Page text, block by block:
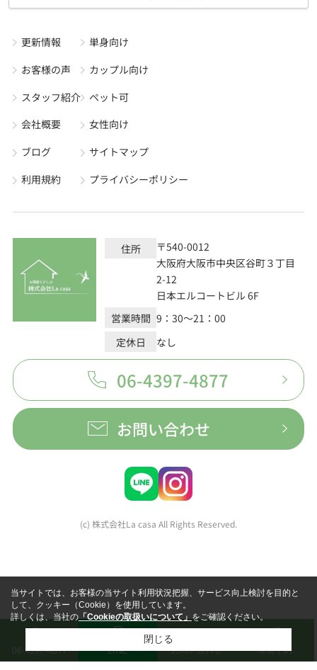
更新情報
お客様の声
スタッフ紹介
会社概要
ブログ
利用規約
単身向け
カップル向け
ペット可
女性向け
サイトマップ
プライバシーポリシー
住所
〒540-0012
大阪府大阪市中央区谷町３丁目
2-12
日本エルコートビル 6F
営業時間 9：30～21：00
定休日
なし
06-4397-4877
お問い合わせ
(c) 株式会社La casa All Rights Reserved.
06-4397-4877 LINE お問い合わせ 来店予約
当サイトでは、お客様の当サイト利用状況把握、サービス向上検討を目的と
して、クッキー（Cookie）を使用しています。
詳しくは、当社の「Cookieの取扱いについて」をご確認ください。
閉じる